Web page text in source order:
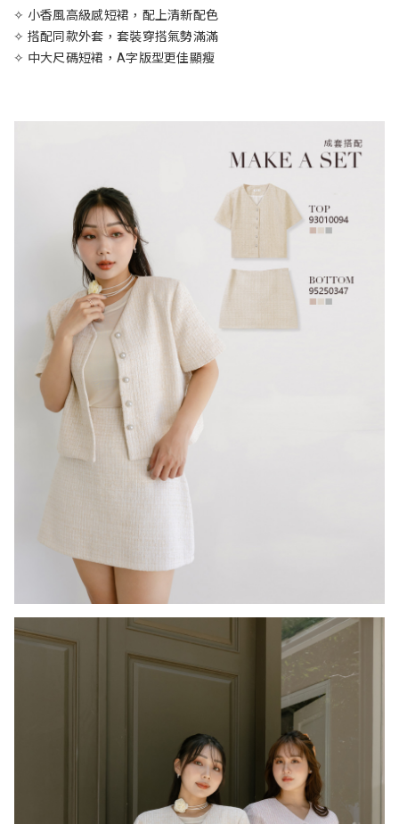
✧ 小香風高級感短裙，配上清新配色
✧ 搭配同款外套，套裝穿搭氣勢滿滿
✧ 中大尺碼短裙，A字版型更佳顯瘦